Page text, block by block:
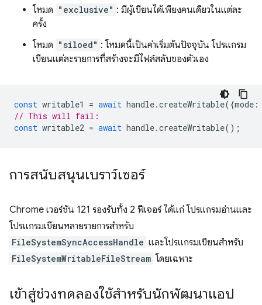
โหมด "exclusive" : มีผู้เขียนได้เพียงคนเดียวในแต่ละ
ครั้ง
โหมด "siloed" : โหมดนี้เป็นค่าเริ่มต้นปัจจุบัน โปรแกรม
เขียนแต่ละรายการที่สร้างจะมีไฟล์สลับของตัวเอง
const writable1 = await handle.createWritable({mode :
// This will fail:
const writable2 = await handle.createWritable();
การสนับสนุนเบราว์เซอร์
Chrome เวอร์ชัน 121 รองรับทั้ง 2 ฟีเจอร์ ได้แก่ โปรแกรมอ่านและ
โปรแกรมเขียนหลายรายการสำหรับ
FileSystemSyncAccessHandle และโปรแกรมเขียนสำหรับ
FileSystemWritableFileStream โดยเฉพาะ
เข้าสู่ช่วงทดลองใช้สำหรับนักพัฒนาแอป